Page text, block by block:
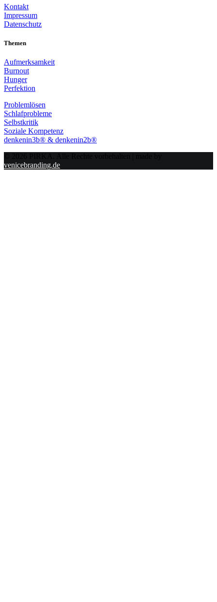
Kontakt
Impressum
Datenschutz
Themen
Aufmerksamkeit
Burnout
Hunger
Perfektion
Problemlösen
Schlafprobleme
Selbstkritik
Soziale Kompetenz
denkenin3b® & denkenin2b®
© 2026 PIRKA. Alle Rechte vorbehalten | made by
venicebranding.de